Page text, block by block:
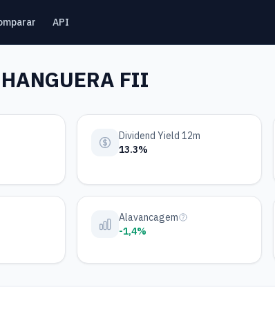
API
FII
Dividend Yield 12m
13.3%
Alavancagem
-1,4%